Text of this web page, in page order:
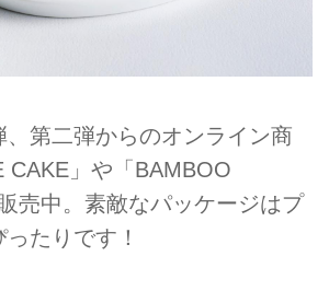
第二弾からのオンライン商
CAKE」や「BAMBOO
売中。素敵なパッケージはプ
たりです！